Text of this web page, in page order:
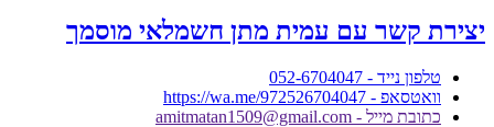
יצירת קשר עם עמית מתן חשמלאי מוסמך
טלפון נייד - 052-6704047
וואטסאפ - https://wa.me/972526704047
כתובת מייל - amitmatan1509@gmail.com